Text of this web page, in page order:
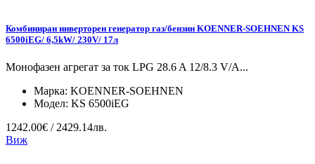
Комбиниран инверторен генератор газ/бензин KOENNER-SOEHNEN KS
6500iEG/ 6,5kW/ 230V/ 17л
Монофазен агрегат за ток LPG 28.6 A 12/8.3 V/А...
Марка: KOENNER-SOEHNEN
Модел: KS 6500iEG
1242.00€ / 2429.14лв.
Виж